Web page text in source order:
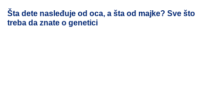
Šta dete nasleđuje od oca, a šta od majke? Sve što
treba da znate o genetici